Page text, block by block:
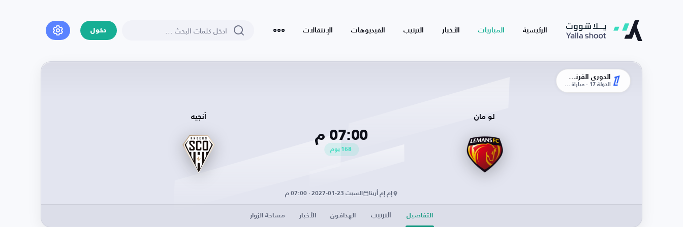
الرئيسية المباريات الأخبار الترتيب الفيديوهات الإنتقالات دخول
الجولة 17 - مباراة الذهاب
لو مان
07:00 م
168 يوم
أنجيه
إم إم أرينا السبت 23-01-2027 · 07:00 م
التفاصيل الترتيب الهدافون الأخبار مساحة الزوار